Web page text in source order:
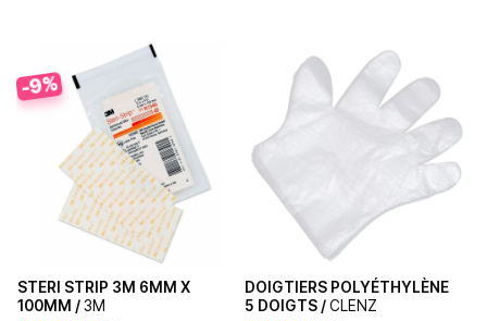
-9%
STERI STRIP 3M 6MM X
100MM /3M
DOIGTIERS POLYÉTHYLÈNE
5 DOIGTS /CLENZ